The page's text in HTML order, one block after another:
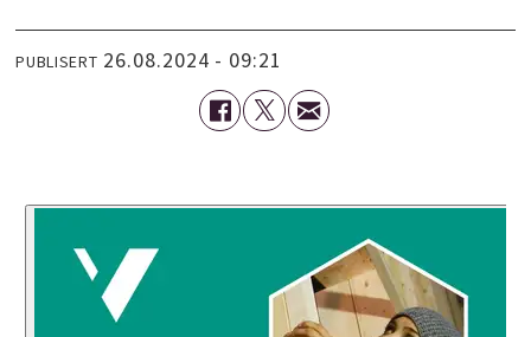
PUBLISERT 26.08.2024 - 09:21